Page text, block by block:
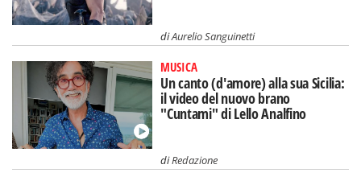
diAurelio Sanguinetti
MUSICA
Un canto (d'amore) alla sua Sicilia:
il video del nuovo brano
"Cuntami" di Lello Analfino
diRedazione